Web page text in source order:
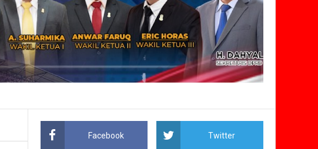
Facebook Twitter